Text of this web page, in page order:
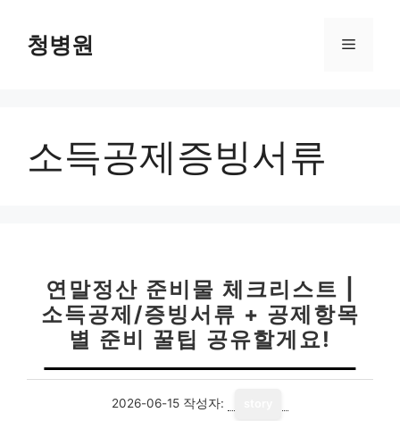
청병원 메
소득공제증빙서류
연말정산 준비물 체크리스트 |
소득공제/증빙서류 + 공제항목
별 준비 꿀팁 공유할게요!
2026-06-15 작성자: